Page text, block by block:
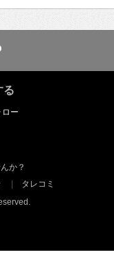
る
か？
タレコミ